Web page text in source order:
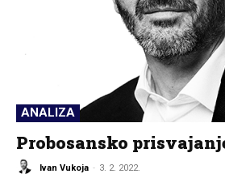
ANALIZA
Probosansko
Ivan Vukoja - 3. 2. 2022.